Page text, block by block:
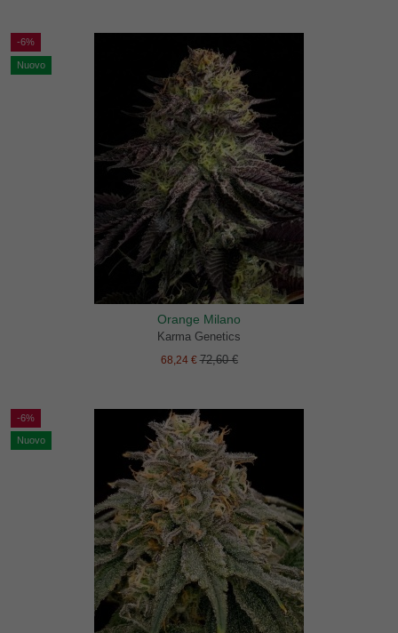
-6%
Nuovo
Orange Milano
Karma Genetics
68,24 €72,60 €
-6%
Nuovo